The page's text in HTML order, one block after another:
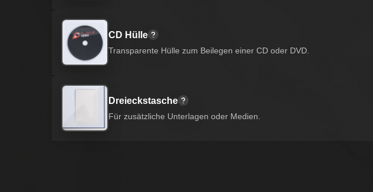
CD Hülle
Transparente Hülle zum Beilegen einer CD oder DVD.
Dreieckstasche
Für zusätzliche Unterlagen oder Medien.